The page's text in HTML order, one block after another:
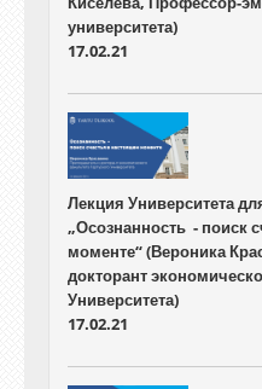
университета)
17.02.21
Лекция Университета
„Осознанность - поиск
моменте“ (Вероника
докторант
Университета)
17.02.21